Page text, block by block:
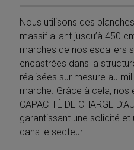
Nous utilisons des
massif allant jusqu’à 450
marches de nos escaliers
encastrées dans la
réalisées sur mesure au
marche. Grâce à cela, nos
CAPACITÉ DE CHARGE
garantissant une solidité et
dans le secteur.
Privacy Policy